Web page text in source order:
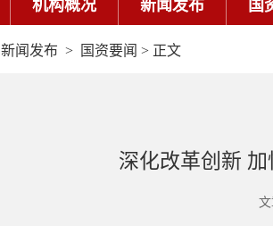
机构概况 新闻发布 国
新闻发布 > 国资要闻 > 正文
深化改革创新